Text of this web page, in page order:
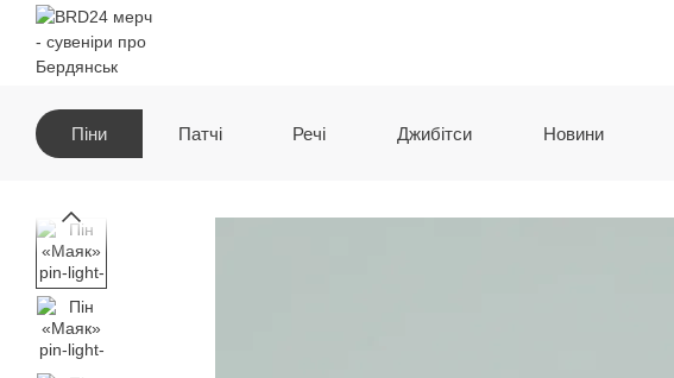
Перейти до основного контенту
Піни Патчі Речі Джибітси Новини